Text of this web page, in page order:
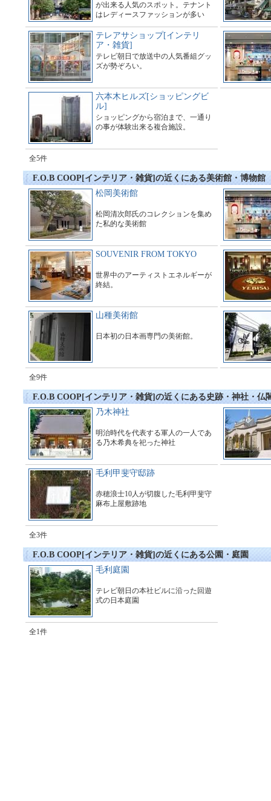
が出来る人気のスポット。テナント
はレディースファッションが多い
ので、カップルでも家族でも楽しめ
る。
テレアサショップ[インテリ
ア・雑貨]
テレビ朝日で放送中の人気番組グッ
ズが勢ぞろい。
六本木ヒルズ[ショッピングビ
ル]
ショッピングから宿泊まで、一通り
の事が体験出来る複合施設。
全5件
F.O.B COOP[インテリア・雑貨]の近くにある美術館・博物館
松岡美術館
松岡清次郎氏のコレクションを集め
た私的な美術館
SOUVENIR FROM TOKYO
世界中のアーティストエネルギーが
終結。
山種美術館
日本初の日本画専門の美術館。
全9件
F.O.B COOP[インテリア・雑貨]の近くにある史跡・神社・仏
乃木神社
明治時代を代表する軍人の一人であ
る乃木希典を祀った神社
毛利甲斐守邸跡
赤穂浪士10人が切腹した毛利甲斐守
麻布上屋敷跡地
全3件
F.O.B COOP[インテリア・雑貨]の近くにある公園・庭園
毛利庭園
テレビ朝日の本社ビルに沿った回遊
式の日本庭園
全1件